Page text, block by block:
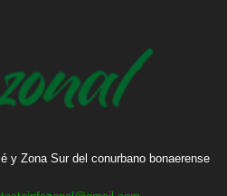
y Zona Sur del conurbano bonaerense